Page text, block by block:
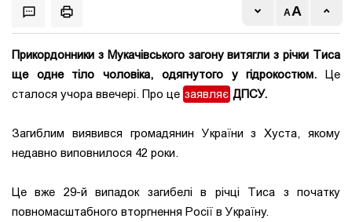
Прикордонники з Мукачівського загону витягли з річки Тиса
ще одне тіло чоловіка, одягнутого у гідрокостюм. Це
сталося учора ввечері. Про це заявляє ДПСУ.
Загиблим виявився громадянин України з Хуста, якому
недавно виповнилося 42 роки.
Це вже 29-й випадок загибелі в річці Тиса з початку
повномасштабного вторгнення Росії в Україну.